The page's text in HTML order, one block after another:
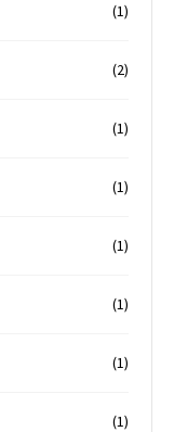
(1)
(2)
(1)
(1)
(1)
(1)
(1)
(1)